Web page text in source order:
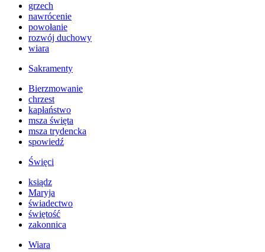
grzech
nawrócenie
powołanie
rozwój duchowy
wiara
Sakramenty
Bierzmowanie
chrzest
kapłaństwo
msza święta
msza trydencka
spowiedź
Święci
ksiądz
Maryja
świadectwo
świętość
zakonnica
Wiara